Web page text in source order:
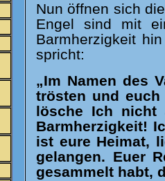
Nun öffnen sich
Engel sind mit
Barmherzigkeit
spricht:
„Im Namen des
trösten und euch
lösche Ich nicht
Barmherzigkeit!
ist eure Heimat,
gelangen. Euer
gesammelt habt,